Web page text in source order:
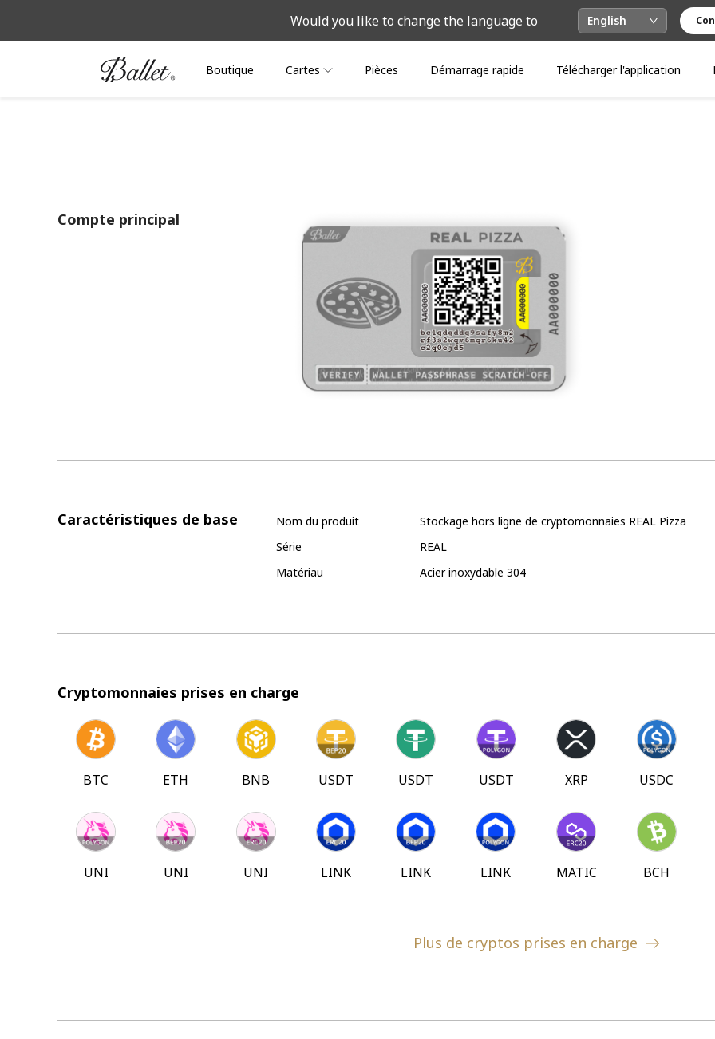
Would you like to change the language to English
Boutique Cartes Pièces Démarrage rapide Télécharger l'application
Compte principal
Caractéristiques de base
Nom du produit
Série
Matériau
Stockage hors ligne de cryptomonnaies REAL Pizza
REAL
Acier inoxydable 304
Cryptomonnaies prises en charge
BTC ETH BNB USDT USDT USDT XRP USDC
UNI UNI UNI LINK LINK LINK MATIC BCH
Plus de cryptos prises en charge